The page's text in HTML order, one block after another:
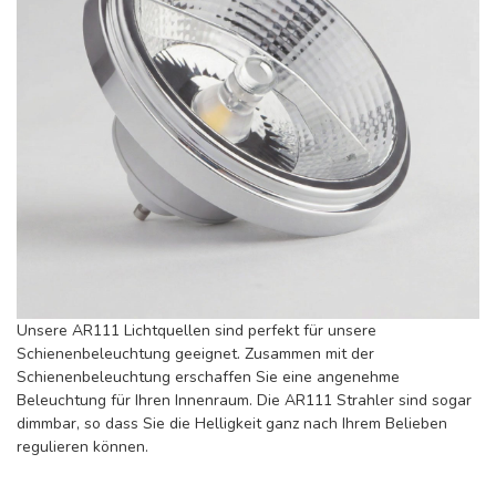
Unsere AR111 Lichtquellen sind perfekt für unsere
Schienenbeleuchtung geeignet. Zusammen mit der
Schienenbeleuchtung erschaffen Sie eine angenehme
Beleuchtung für Ihren Innenraum. Die AR111 Strahler sind sogar
dimmbar, so dass Sie die Helligkeit ganz nach Ihrem Belieben
regulieren können.